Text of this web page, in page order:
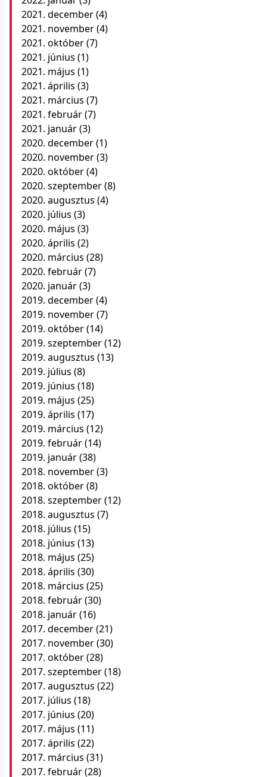
2021. december(4)
2021. november(4)
2021. október(7)
2021. június (1)
2021. május (1)
2021. április (3)
2021. március (7)
2021. február(7)
2021. január(3)
2020. december(1)
2020. november(3)
2020. október(4)
2020. szeptember(8)
2020. augusztus (4)
2020. július (3)
2020. május (3)
2020. április (2)
2020. március (28)
2020. február(7)
2020. január(3)
2019. december(4)
2019. november(7)
2019. október(14)
2019. szeptember(12)
2019. augusztus (13)
2019. július (8)
2019. június (18)
2019. május (25)
2019. április (17)
2019. március (12)
2019. február(14)
2019. január(38)
2018. november(3)
2018. október(8)
2018. szeptember(12)
2018. augusztus (7)
2018. július (15)
2018. június (13)
2018. május (25)
2018. április (30)
2018. március (25)
2018. február(30)
2018. január(16)
2017. december(21)
2017. november(30)
2017. október(28)
2017. szeptember(18)
2017. augusztus (22)
2017. július (18)
2017. június (20)
2017. május (11)
2017. április (22)
2017. március (31)
2017. február(28)